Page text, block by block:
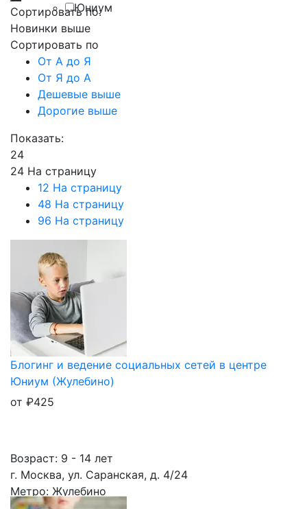
Юниум
Сортировать по:
Новинки выше
Сортировать по
От А до Я
От Я до А
Дешевые выше
Дорогие выше
Показать:
24
24 На страницу
12 На страницу
48 На страницу
96 На страницу
Блогинг и ведение социальных сетей в центре
Юниум (Жулебино)
от ₽425
Возраст: 9 - 14 лет
г. Москва, ул. Саранская, д. 4/24
Метро: Жулебино